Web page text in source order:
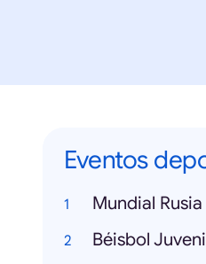
Eventos
Mundial Rusia
Béisbol